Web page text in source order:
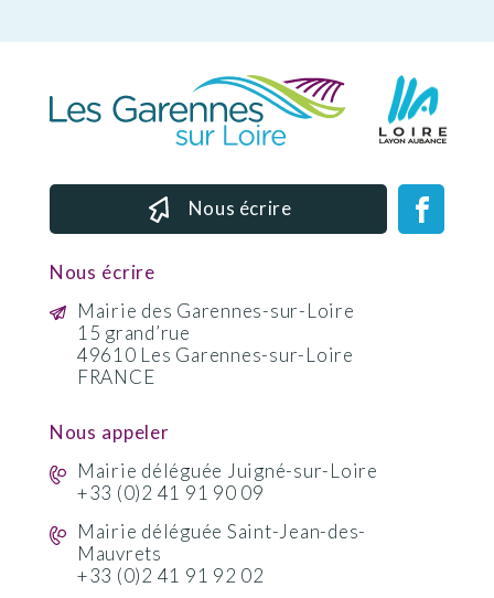
Nous écrire
Nous écrire
Mairie des Garennes-sur-Loire
15 grand’rue
49610 Les Garennes-sur-Loire
FRANCE
Nous appeler
Mairie déléguée Juigné-sur-Loire
+33 (0)2 41 91 90 09
Mairie déléguée Saint-Jean-des-
Mauvrets
+33 (0)2 41 91 92 02